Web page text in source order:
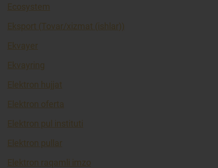
Ecosystem
Eksport (Tovar/xizmat (ishlar))
Ekvayer
Ekvayring
Elektron hujjat
Elektron oferta
Elektron pul instituti
Elektron pullar
Elektron raqamli imzo